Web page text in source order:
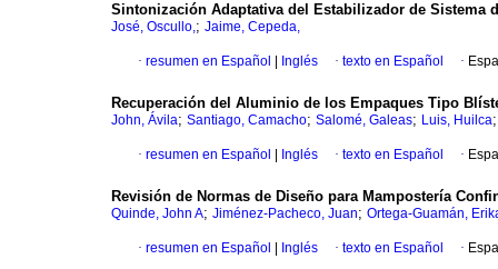
Sintonización Adaptativa del Estabilizador de Sistema
José, Oscullo,; Jaime, Cepeda,
· resumen en Español Inglés · texto en Español ·
Recuperación del Aluminio de los Empaques Tipo
John, Ávila; Santiago, Camacho; Salomé, Galeas; Luis, Huilca
· resumen en Español Inglés · texto en Español ·
Revisión de Normas de Diseño para Mampostería
Quinde, John A; Jiménez-Pacheco, Juan; Ortega-Guamán,
· resumen en Español Inglés · texto en Español ·